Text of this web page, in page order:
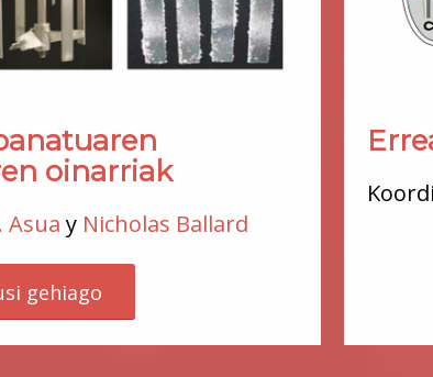
oinarriak
Asua y Nicholas Ballard
gehiago